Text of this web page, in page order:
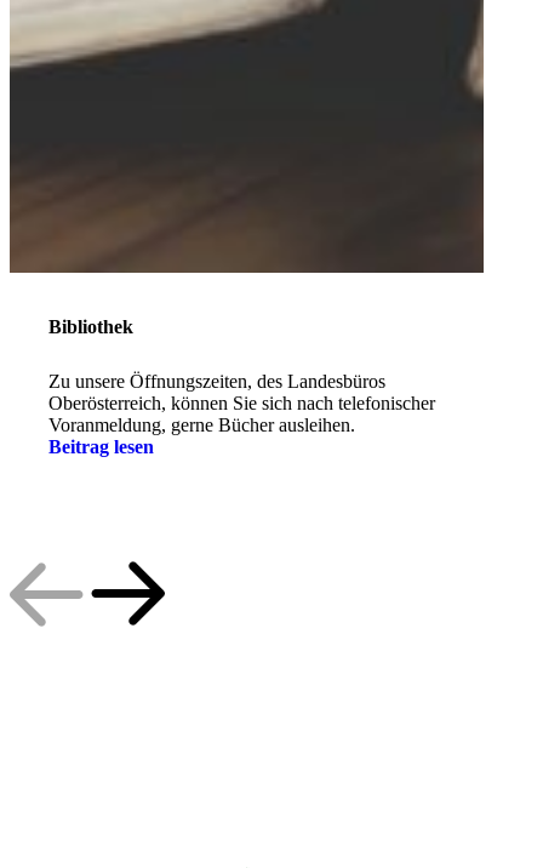
Bibliothek
Zu unsere Öffnungszeiten, des Landesbüros
Oberösterreich, können Sie sich nach telefonischer
Voranmeldung, gerne Bücher ausleihen.
Beitrag lesen